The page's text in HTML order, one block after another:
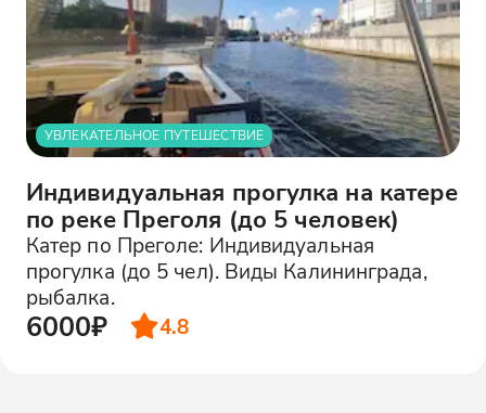
УВЛЕКАТЕЛЬНОЕ ПУТЕШЕСТВИЕ
Индивидуальная прогулка на катере
по реке Преголя (до 5 человек)
Катер по Преголе: Индивидуальная
прогулка (до 5 чел). Виды Калининграда,
рыбалка.
6000₽ 4.8